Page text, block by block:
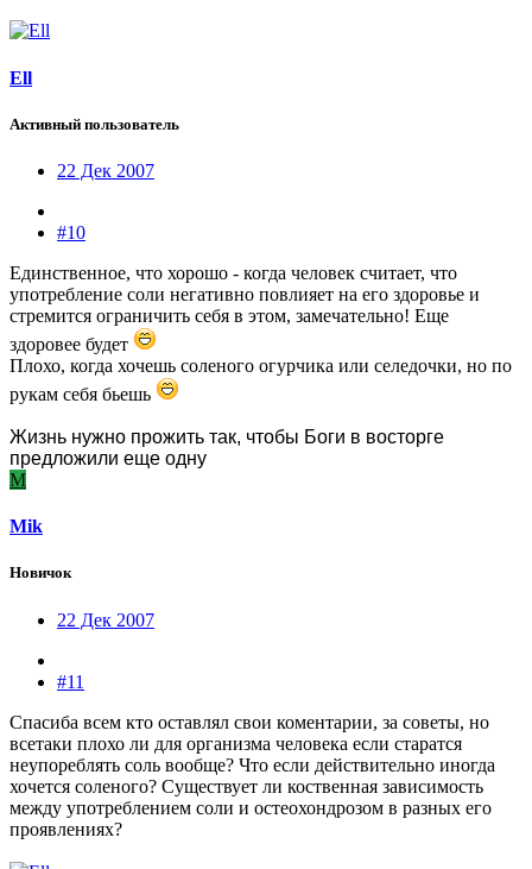
Ell
Активный пользователь
22 Дек 2007
#10
Единственное, что хорошо - когда человек считает, что
употребление соли негативно повлияет на его здоровье и
стремится ограничить себя в этом, замечательно! Еще
здоровее будет
Плохо, когда хочешь соленого огурчика или селедочки, но по
рукам себя бьешь
Жизнь нужно прожить так, чтобы Боги в восторге
предложили еще одну
M
Mik
Новичок
22 Дек 2007
#11
Спасиба всем кто оставлял свои коментарии, за советы, но
всетаки плохо ли для организма человека если старатся
неупореблять соль вообще? Что если действительно иногда
хочется соленого? Существует ли коственная зависимость
между употреблением соли и остеохондрозом в разных его
проявлениях?